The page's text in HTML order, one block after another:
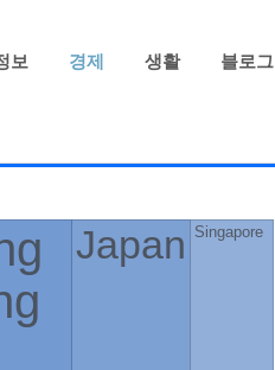
보 경제 생활 블로그